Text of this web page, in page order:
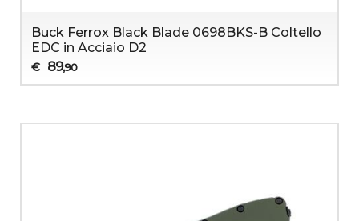
Buck Ferrox Black Blade 0698BKS-B Coltello
EDC in Acciaio D2
€ 89,90